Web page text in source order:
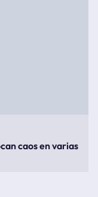
caos en varias